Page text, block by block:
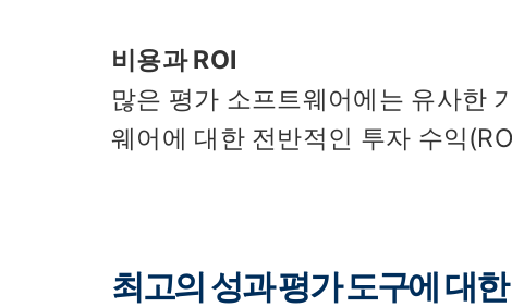
비용과 ROI
많은 평가 소프트웨어에는 유사한
웨어에 대한 전반적인 투자 수익
최고의 성과 평가 도구에 대